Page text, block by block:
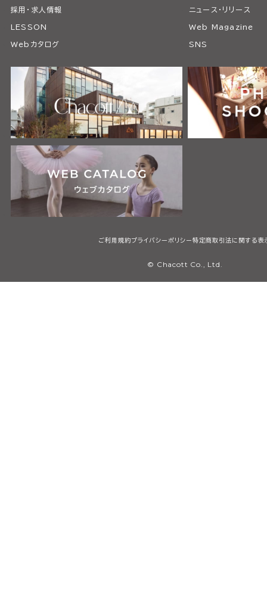
採用・求人情報 ニュース・リリース
LESSON Web Magazine
Webカタログ SNS
ご利用規約プライバシーポリシー特定商取引法に関する表
© Chacott Co., Ltd.